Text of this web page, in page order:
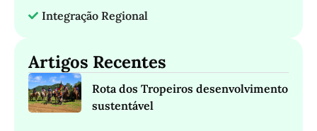
Integração Regional
Artigos Recentes
Rota dos Tropeiros desenvolvimento
sustentável